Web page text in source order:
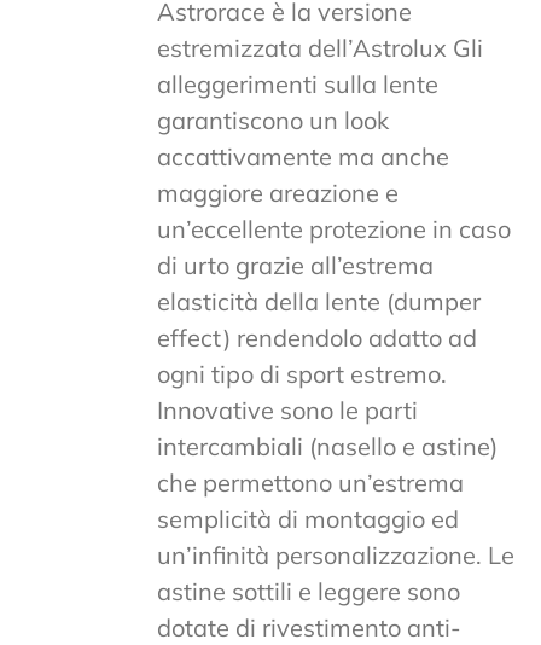
Astrorace è la versione
estremizzata dell’Astrolux Gli
alleggerimenti sulla lente
garantiscono un look
accattivamente ma anche
maggiore areazione e
un’eccellente protezione in caso
di urto grazie all’estrema
elasticità della lente (dumper
effect) rendendolo adatto ad
ogni tipo di sport estremo.
Innovative sono le parti
intercambiali (nasello e astine)
che permettono un’estrema
semplicità di montaggio ed
un’infinità personalizzazione. Le
astine sottili e leggere sono
dotate di rivestimento anti-